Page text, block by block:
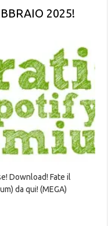
2025!
Download! Fate il
da qui! (MEGA)